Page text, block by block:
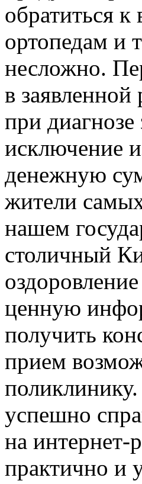
обратиться
ортопедам и
несложно.
в
при
исключение
денежную
жители
нашем
столичный
ценную
получить
прием
успешно
на интернет-
практично и